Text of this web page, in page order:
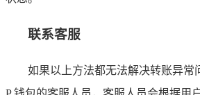
联系客服
如果以上方法都无法解决转账异常